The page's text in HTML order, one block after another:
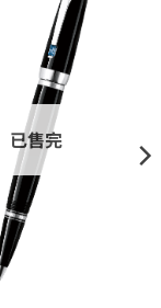
已售完